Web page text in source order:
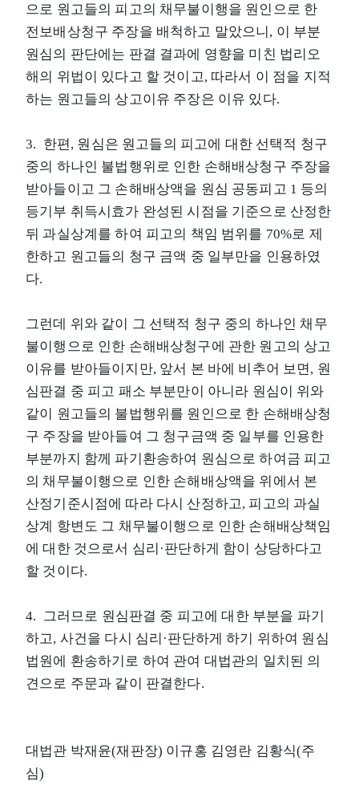
으로 원고들의 피고의 채무불이행을 원인으로 한
전보배상청구 주장을 배척하고 말았으니, 이 부분
원심의 판단에는 판결 결과에 영향을 미친 법리오
해의 위법이 있다고 할 것이고, 따라서 이 점을 지적
하는 원고들의 상고이유 주장은 이유 있다.
3. 한편, 원심은 원고들의 피고에 대한 선택적 청구
중의 하나인 불법행위로 인한 손해배상청구 주장을
받아들이고 그 손해배상액을 원심 공동피고 1 등의
등기부 취득시효가 완성된 시점을 기준으로 산정한
뒤 과실상계를 하여 피고의 책임 범위를 70%로 제
한하고 원고들의 청구 금액 중 일부만을 인용하였
다.
그런데 위와 같이 그 선택적 청구 중의 하나인 채무
불이행으로 인한 손해배상청구에 관한 원고의 상고
이유를 받아들이지만, 앞서 본 바에 비추어 보면, 원
심판결 중 피고 패소 부분만이 아니라 원심이 위와
같이 원고들의 불법행위를 원인으로 한 손해배상청
구 주장을 받아들여 그 청구금액 중 일부를 인용한
부분까지 함께 파기환송하여 원심으로 하여금 피고
의 채무불이행으로 인한 손해배상액을 위에서 본
산정기준시점에 따라 다시 산정하고, 피고의 과실
상계 항변도 그 채무불이행으로 인한 손해배상책임
에 대한 것으로서 심리·판단하게 함이 상당하다고
할 것이다.
4. 그러므로 원심판결 중 피고에 대한 부분을 파기
하고, 사건을 다시 심리·판단하게 하기 위하여 원심
법원에 환송하기로 하여 관여 대법관의 일치된 의
견으로 주문과 같이 판결한다.
대법관 박재윤(재판장) 이규홍 김영란 김황식(주
심)